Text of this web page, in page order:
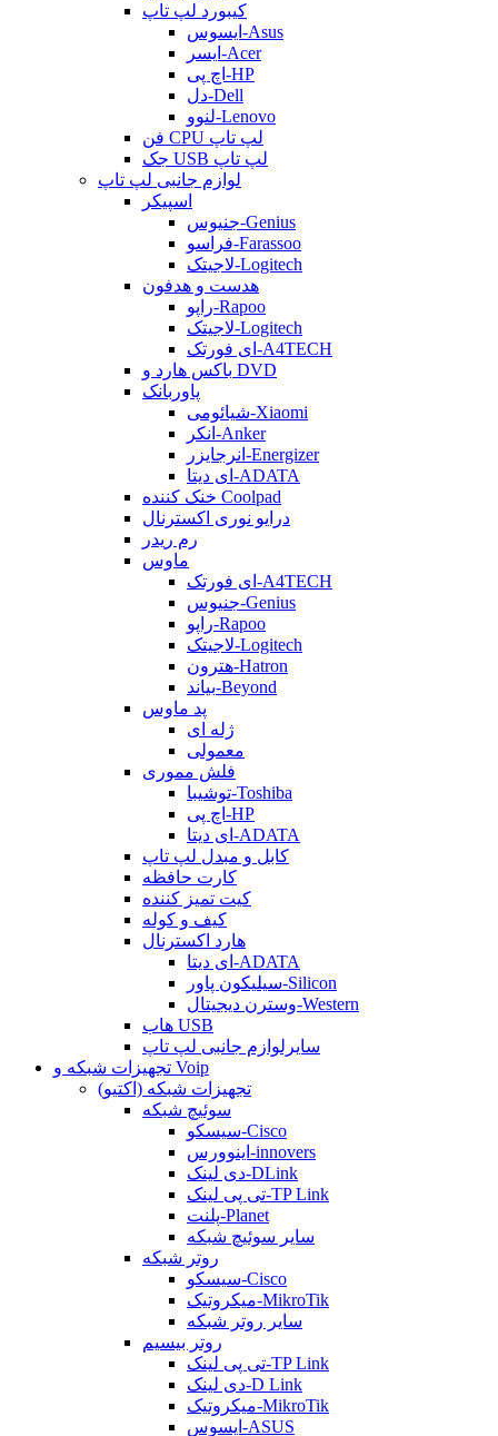
کیبورد لپ تاپ
ایسوس-Asus
ایسر-Acer
اچ پی-HP
دل-Dell
لنوو-Lenovo
فن CPU لپ تاپ
جک USB لپ تاپ
لوازم جانبی لپ تاپ
اسپیکر
جنیوس-Genius
فراسو-Farassoo
لاجیتک-Logitech
هدست و هدفون
راپو-Rapoo
لاجیتک-Logitech
ای فورتک-A4TECH
باکس هارد و DVD
پاوربانک
شیائومی-Xiaomi
انکر-Anker
انرجایزر-Energizer
ای دیتا-ADATA
خنک کننده Coolpad
درایو نوری اکسترنال
رم ریدر
ماوس
ای فورتک-A4TECH
جنیوس-Genius
راپو-Rapoo
لاجیتک-Logitech
هترون-Hatron
بیاند-Beyond
پد ماوس
ژله ای
معمولی
فلش مموری
توشیبا-Toshiba
اچ پی-HP
ای دیتا-ADATA
کابل و مبدل لپ تاپ
کارت حافظه
کیت تمیز کننده
کیف و کوله
هارد اکسترنال
ای دیتا-ADATA
سیلیکون پاور-Silicon
وسترن دیجیتال-Western
هاب USB
سایرلوازم جانبی لپ تاپ
تجهیزات شبکه و Voip
تجهیزات شبکه (اکتیو)
سوئیچ شبکه
سیسکو-Cisco
اینوورس-innovers
دی لینک-DLink
تی پی لینک-TP Link
پلنت-Planet
سایر سوئیچ شبکه
روتر شبکه
سیسکو-Cisco
میکروتیک-MikroTik
سایر روتر شبکه
روتر بیسیم
تی پی لینک-TP Link
دی لینک-D Link
میکروتیک-MikroTik
ایسوس-ASUS